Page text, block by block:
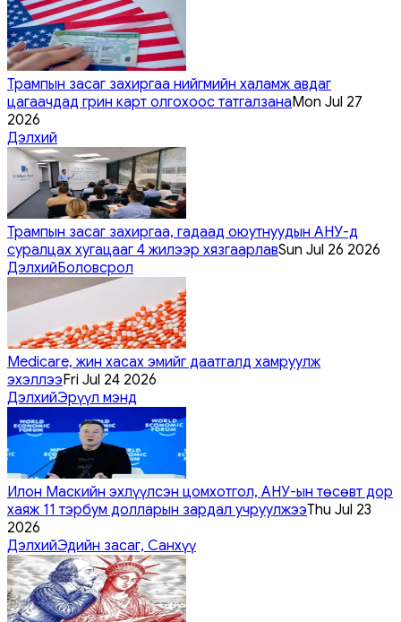
Трампын засаг захиргаа нийгмийн халамж авдаг
цагаачдад грин карт олгохоос татгалзанаMon Jul 27
2026
Дэлхий
Трампын засаг захиргаа, гадаад оюутнуудын АНУ-д
суралцах хугацааг 4 жилээр хязгаарлавSun Jul 26 2026
ДэлхийБоловсрол
Medicare, жин хасах эмийг даатгалд хамруулж
эхэллээFri Jul 24 2026
ДэлхийЭрүүл мэнд
Илон Маскийн эхлүүлсэн цомхотгол, АНУ-ын төсөвт дор
хаяж 11 тэрбум долларын зардал учруулжээThu Jul 23
2026
ДэлхийЭдийн засаг, Санхүү